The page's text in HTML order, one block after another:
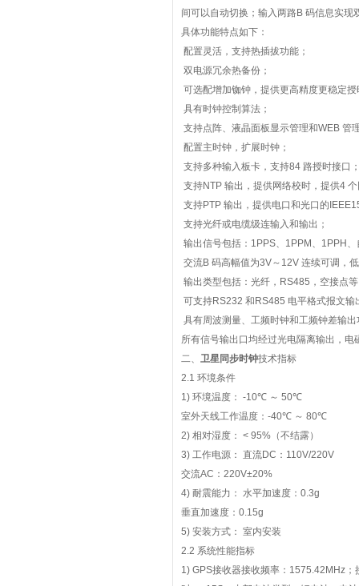
间可以自动切换；输入两路B 码信息实现
具体功能特点如下：
配置灵活，支持热插拔功能；
双电源冗余热备份；
可选配增加铷钟，提供更高精度更稳定授
具有时钟控制算法；
支持点阵、液晶面板显示管理和WEB 管
配置主时钟，扩展时钟；
支持多种输入板卡，支持84 路授时接口
支持NTP 输出，提供网络校时，提供4
支持PTP 输出，提供电口和光口的
支持光纤或电缆级连输入和输出；
输出信号包括： 1PPS、 1PPM 、 1PPH 、
交流B 码高幅值为3V～ 12V 连续可调，
输出类型包括：光纤， RS485 ，空接点
可支持RS232 和 RS485 电平格式报文输
具有周波测量、工频时钟和工频钟差输
所有信号输出口均经过光电隔离输出，电
二、 卫星同步时钟技术指标
2.1 环境条件
1) 环境温度： -10℃ ～ 50℃
室外天线工作温度： -40℃ ～ 80℃
2) 相对湿度： < 95% （不结露）
3) 工作电源： 直流DC ： 110V/220V
交流AC ： 220V±20%
4) 耐震能力： 水平加速度： 0.3g
垂直加速度： 0.15g
5) 安装方式： 室内安装
2.2 系统性能指标
1) GPS接收器接收频率： 1575.42MHz